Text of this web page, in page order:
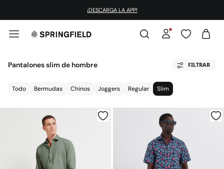
¡DESCARGA LA APP!
Pantalones slim de hombre FILTRAR
Todo Bermudas Chinos Joggers Regular Slim